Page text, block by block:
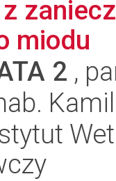
miodu
2 ,